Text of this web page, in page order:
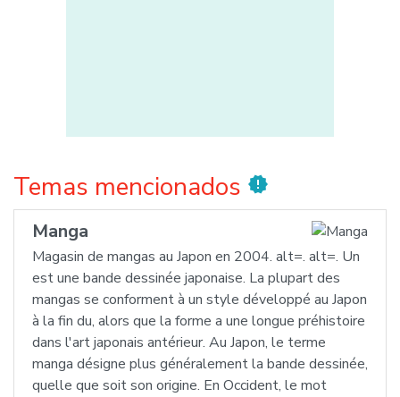
Temas mencionados new_releases
Manga
Magasin de mangas au Japon en 2004. alt=. alt=. Un
est une bande dessinée japonaise. La plupart des
mangas se conforment à un style développé au Japon
à la fin du, alors que la forme a une longue préhistoire
dans l'art japonais antérieur. Au Japon, le terme
manga désigne plus généralement la bande dessinée,
quelle que soit son origine. En Occident, le mot